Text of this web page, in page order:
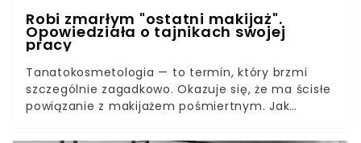
Robi zmarłym "ostatni makijaż".
Opowiedziała o tajnikach swojej
pracy
Tanatokosmetologia — to termin, który brzmi
szczególnie zagadkowo. Okazuje się, że ma ścisłe
powiązanie z makijażem pośmiertnym. Jak
z szykowaniem ciała do pogrzebu?